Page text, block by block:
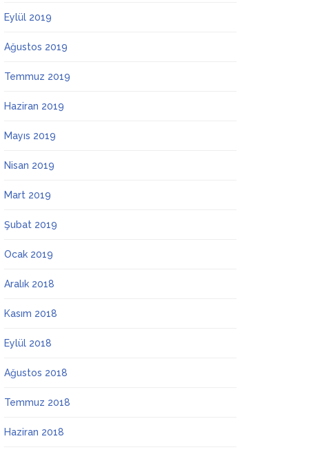
Eylül 2019
Ağustos 2019
Temmuz 2019
Haziran 2019
Mayıs 2019
Nisan 2019
Mart 2019
Şubat 2019
Ocak 2019
Aralık 2018
Kasım 2018
Eylül 2018
Ağustos 2018
Temmuz 2018
Haziran 2018